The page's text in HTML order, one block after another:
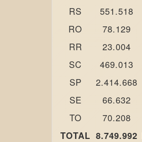
RS
551.518
RO
78.129
RR
23.004
SC
469.013
SP
2.414.668
SE
66.632
TO
70.208
TOTAL 8.749.992